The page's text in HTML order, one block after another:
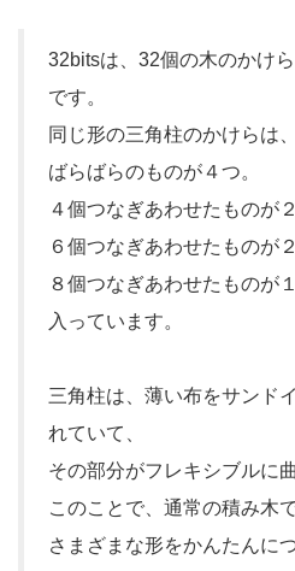
32bitsは、32個の木のかけ
です。
同じ形の三角柱のかけらは、
ばらばらのものが４つ。
４個つなぎあわせたものが２
６個つなぎあわせたものが２
８個つなぎあわせたものが
入っています。
三角柱は、薄い布をサンド
れていて、
その部分がフレキシブルに
このことで、通常の積み木
さまざまな形をかんたんに